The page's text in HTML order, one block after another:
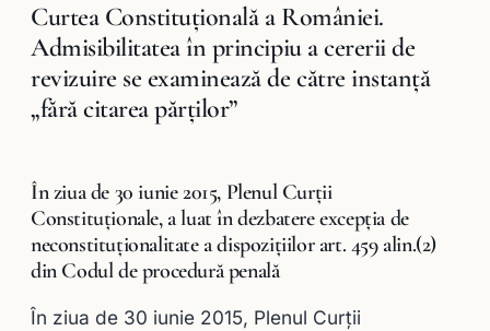
Curtea Constituţională a României.
Admisibilitatea în principiu a cererii de
revizuire se examinează de către instanță
„fără citarea părților”
În ziua de 30 iunie 2015, Plenul Curții
Constituționale, a luat în dezbatere excepţia de
neconstituționalitate a dispozițiilor art. 459 alin.(2)
din Codul de procedură penală
În ziua de 30 iunie 2015, Plenul Curții